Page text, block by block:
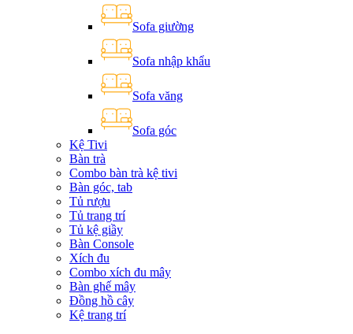
Sofa giường
Sofa nhập khẩu
Sofa văng
Sofa góc
Kệ Tivi
Bàn trà
Combo bàn trà kệ tivi
Bàn góc, tab
Tủ rượu
Tủ trang trí
Tủ kệ giầy
Bàn Console
Xích đu
Combo xích đu mây
Bàn ghế mây
Đồng hồ cây
Kệ trang trí